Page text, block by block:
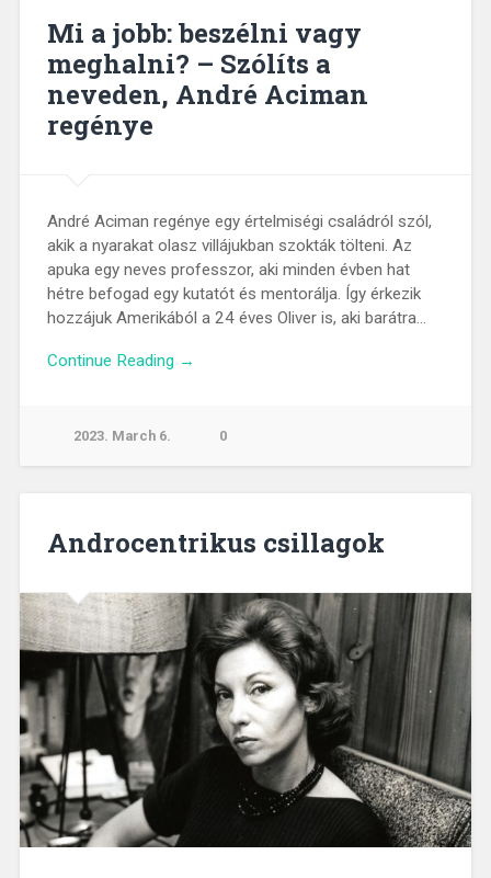
Mi a jobb: beszélni vagy
meghalni? – Szólíts a
neveden, André Aciman
regénye
André Aciman regénye egy értelmiségi családról szól,
akik a nyarakat olasz villájukban szokták tölteni. Az
apuka egy neves professzor, aki minden évben hat
hétre befogad egy kutatót és mentorálja. Így érkezik
hozzájuk Amerikából a 24 éves Oliver is, aki barátra…
Continue Reading →
2023. March 6. 0
Androcentrikus csillagok